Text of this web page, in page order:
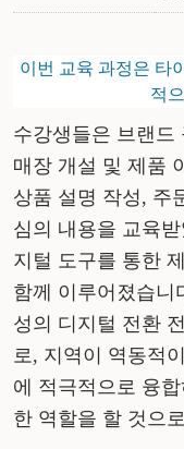
이번 교육 과정은 타
적
수강생들은 브랜드
매장 개설 및 제품
상품 설명 작성, 주
심의 내용을 교육
지털 도구를 통한
함께 이루어졌습니
성의 디지털 전환
로, 지역이 역동적
에 적극적으로 융합
한 역할을 할 것으로